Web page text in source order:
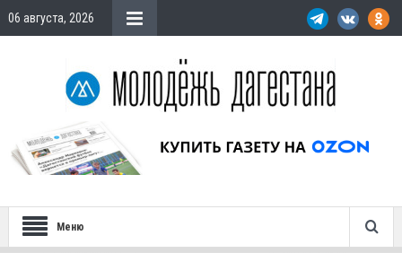
06 августа, 2026
Меню